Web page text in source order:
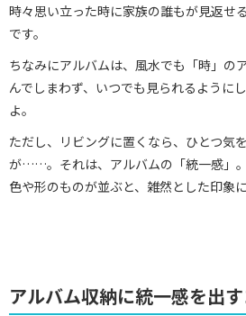
時々思い立った時に家族の誰もが見返せ
です。
ちなみにアルバムは、風水でも「時」の
んでしまわず、いつでも見られるように
よ。
ただし、リビングに置くなら、ひとつ気
が……。それは、アルバムの「統一感」
色や形のものが並ぶと、雑然とした印象
アルバム収納に統一感を出